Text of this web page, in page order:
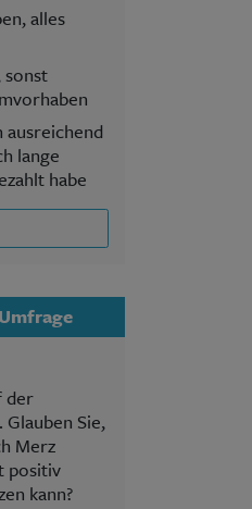
alles
sonst
ausreichend
lange
habe
der
Sie,
Merz
positiv
kann?